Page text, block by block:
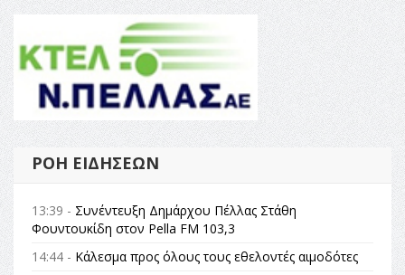
ΡΟΉ ΕΙΔΉΣΕΩΝ
13:39 - Συνέντευξη Δημάρχου Πέλλας Στάθη
Φουντουκίδη στον Pella FM 103,3
14:44 - Κάλεσμα προς όλους τους εθελοντές αιμοδότες